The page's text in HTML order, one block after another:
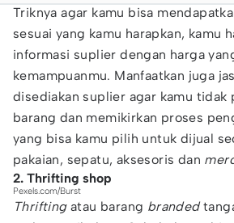
Triknya agar kamu bisa
sesuai yang kamu harapkan, kamu
informasi suplier dengan harga
kemampuanmu. Manfaatkan juga
disediakan suplier agar kamu tidak
barang dan memikirkan proses
yang bisa kamu pilih untuk dijual
pakaian, sepatu, aksesoris dan
2. Thrifting shop
Pexels.com/Burst
Thriftingatau barang branded